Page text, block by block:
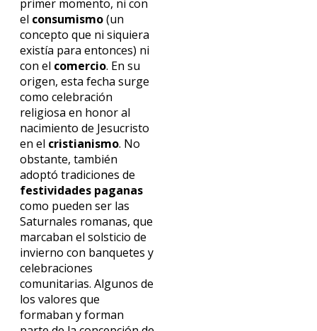
primer momento, ni con
el consumismo(un
concepto que ni siquiera
existía para entonces) ni
con el comercio. En su
origen, esta fecha surge
como celebración
religiosa en honor al
nacimiento de Jesucristo
en el cristianismo. No
obstante, también
adoptó tradiciones de
festividades paganas
como pueden ser las
Saturnales romanas, que
marcaban el solsticio de
invierno con banquetes y
celebraciones
comunitarias. Algunos de
los valores que
formaban y forman